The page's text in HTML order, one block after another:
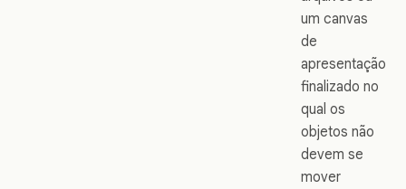
um canvas
de
apresentação
finalizado no
qual os
objetos não
devem se
mover